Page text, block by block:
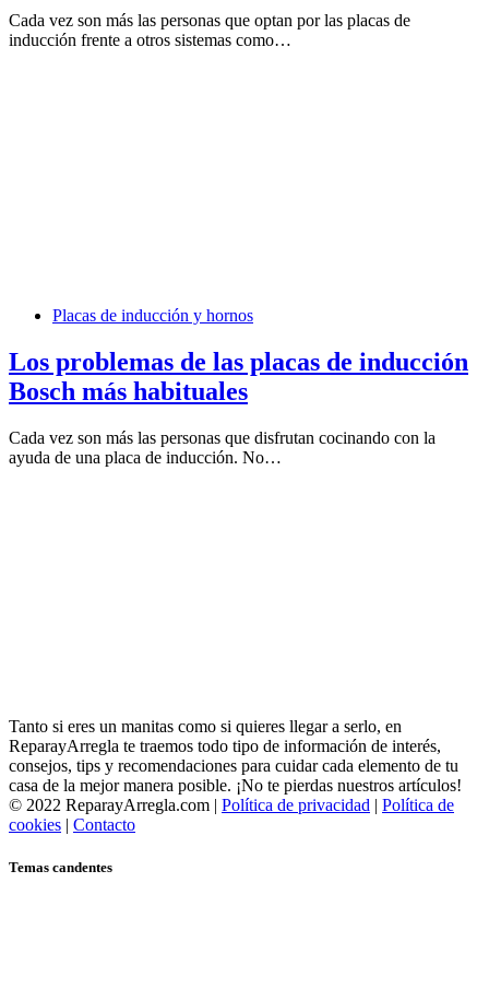
Cada vez son más las personas que optan por las placas de
inducción frente a otros sistemas como…
Placas de inducción y hornos
Los problemas de las placas de inducción
Bosch más habituales
Cada vez son más las personas que disfrutan cocinando con la
ayuda de una placa de inducción. No…
Tanto si eres un manitas como si quieres llegar a serlo, en
ReparayArregla te traemos todo tipo de información de interés,
consejos, tips y recomendaciones para cuidar cada elemento de tu
casa de la mejor manera posible. ¡No te pierdas nuestros artículos!
© 2022 ReparayArregla.com | Política de privacidad | Política de
cookies | Contacto
Temas candentes